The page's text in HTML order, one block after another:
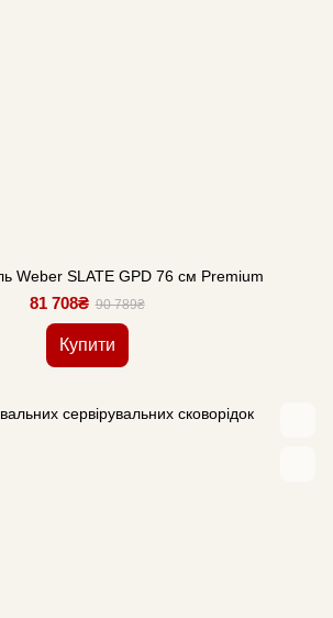
Weber SLATE GPD 76 см Premium
81 708₴ 90 789₴
Купити